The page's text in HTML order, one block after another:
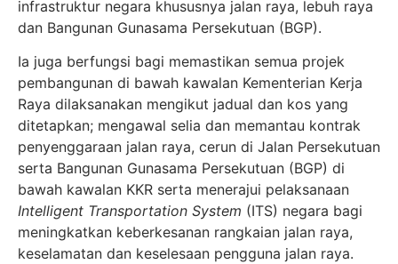
infrastruktur negara khususnya jalan raya, lebuh raya
dan Bangunan Gunasama Persekutuan (BGP).
Ia juga berfungsi bagi memastikan semua projek
pembangunan di bawah kawalan Kementerian Kerja
Raya dilaksanakan mengikut jadual dan kos yang
ditetapkan; mengawal selia dan memantau kontrak
penyenggaraan jalan raya, cerun di Jalan Persekutuan
serta Bangunan Gunasama Persekutuan (BGP) di
bawah kawalan KKR serta menerajui pelaksanaan
Intelligent Transportation System (ITS) negara bagi
meningkatkan keberkesanan rangkaian jalan raya,
keselamatan dan keselesaan pengguna jalan raya.